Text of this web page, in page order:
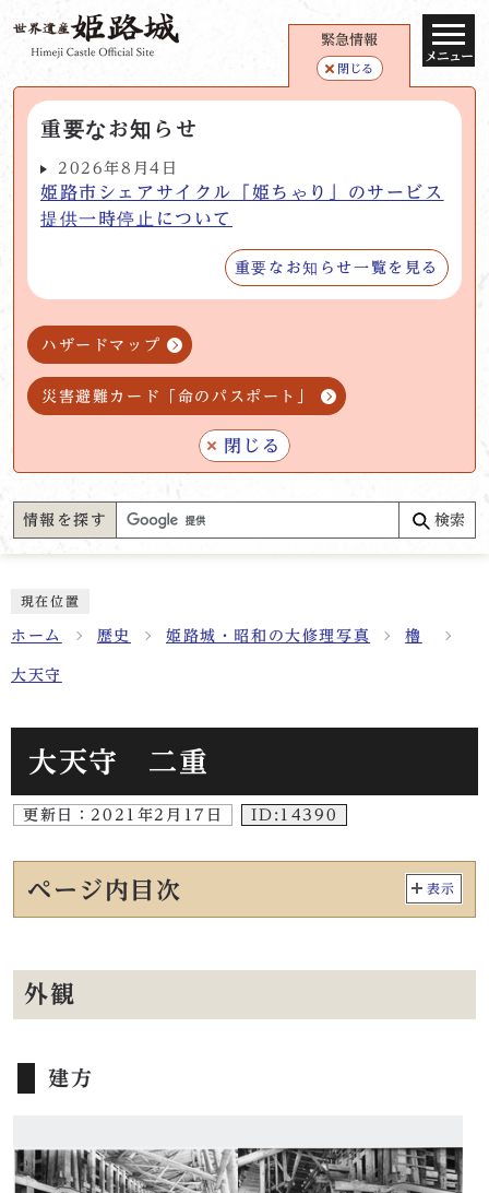
緊急情報
閉じる
重要なお知らせ
2026年8月4日
姫路市シェアサイクル「姫ちゃり」のサービス
提供一時停止について
重要なお知らせ一覧を見る
ハザードマップ
災害避難カード「命のパスポート」
閉じる
情報を探す 検索
メニュー
現在位置
ホーム 歴史 姫路城・昭和の大修理写真 櫓
大天守
大天守 二重
更新日： 2021年2月17日 ID:14390
ページ内目次 表示
外観
建方